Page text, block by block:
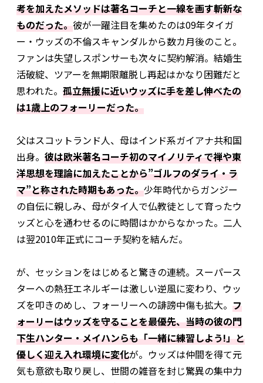
考を加えたメソッドは著名コーチと一線を画す斬新な
ものだった。彼が一躍注目を集めたのは09年タイガ
ー・ウッズの不倫スキャンダルから数カ月後のこと。
ファンは失望しスポンサーも次々に契約解消。結婚生
活破綻、ツアーを無期限離脱し再起はかなり困難だと
思われた。 孤立無援に近いウッズに手を差し伸べたの
は1歳上のフォーリーだった。
父はスコットランド人、母はインド系ガイアナ共和国
出身。 彼は欧米著名コーチ初のマイノリティで禅や東
洋思想を理論に加えたことから”ゴルフのダライ・ラ
マ”と称された時期もあった。少年時代からガンジー
の自伝に親しみ、母がタイ人で仏教徒として育ったウ
ッズと心を通わせるのに時間はかからなかった。二人
は翌2010年正式にコーチ契約を結んだ。
が、セッションをはじめると驚きの連続。スーパース
ターへの熱狂エネルギーは激しい逆風に変わり、ウッ
ズを叩きのめし、フォーリーへの誹謗中傷も拡大。 フ
ォーリーはウッズを守ることを最優先、当時の彼の門
下生ハンター・メイハンらも「一緒に練習しよう!」と
優しく迎え入れ環境に変化が。ウッズは仲間を得て元
気も意欲も取り戻し、世間の雑音を封じ驚異の集中力